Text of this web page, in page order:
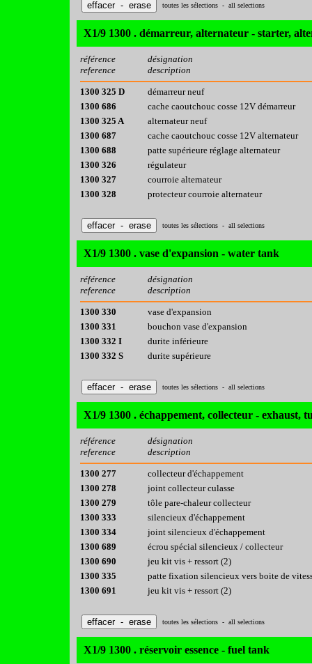
toutes les sélections - all selections
X1/9 1300 . démarreur, alternateur - starter,
référence
reference
désignation
description
1300 325 D
démarreur neuf
1300 686
cache caoutchouc cosse 12V démarreur
1300 325 A
alternateur neuf
1300 687
cache caoutchouc cosse 12V alternateur
1300 688
patte supérieure réglage alternateur
1300 326
régulateur
1300 327
courroie alternateur
1300 328
protecteur courroie alternateur
toutes les sélections - all selections
X1/9 1300 . vase d'expansion - water tank
référence
reference
désignation
description
1300 330
vase d'expansion
1300 331
bouchon vase d'expansion
1300 332 I
durite inférieure
1300 332 S
durite supérieure
toutes les sélections - all selections
X1/9 1300 . échappement, collecteur - exhaust,
référence
reference
désignation
description
1300 277
collecteur d'échappement
1300 278
joint collecteur culasse
1300 279
tôle pare-chaleur collecteur
1300 333
silencieux d'échappement
1300 334
joint silencieux d'échappement
1300 689
écrou spécial silencieux / collecteur
1300 690
jeu kit vis + ressort (2)
1300 335
patte fixation silencieux vers boite de
1300 691
jeu kit vis + ressort (2)
toutes les sélections - all selections
X1/9 1300 . réservoir essence - fuel tank